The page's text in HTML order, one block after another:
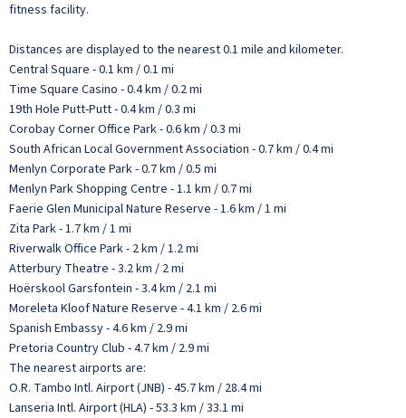
fitness facility.
Distances are displayed to the nearest 0.1 mile and kilometer.
Central Square - 0.1 km / 0.1 mi
Time Square Casino - 0.4 km / 0.2 mi
19th Hole Putt-Putt - 0.4 km / 0.3 mi
Corobay Corner Office Park - 0.6 km / 0.3 mi
South African Local Government Association - 0.7 km / 0.4 mi
Menlyn Corporate Park - 0.7 km / 0.5 mi
Menlyn Park Shopping Centre - 1.1 km / 0.7 mi
Faerie Glen Municipal Nature Reserve - 1.6 km / 1 mi
Zita Park - 1.7 km / 1 mi
Riverwalk Office Park - 2 km / 1.2 mi
Atterbury Theatre - 3.2 km / 2 mi
Hoërskool Garsfontein - 3.4 km / 2.1 mi
Moreleta Kloof Nature Reserve - 4.1 km / 2.6 mi
Spanish Embassy - 4.6 km / 2.9 mi
Pretoria Country Club - 4.7 km / 2.9 mi
The nearest airports are:
O.R. Tambo Intl. Airport (JNB) - 45.7 km / 28.4 mi
Lanseria Intl. Airport (HLA) - 53.3 km / 33.1 mi